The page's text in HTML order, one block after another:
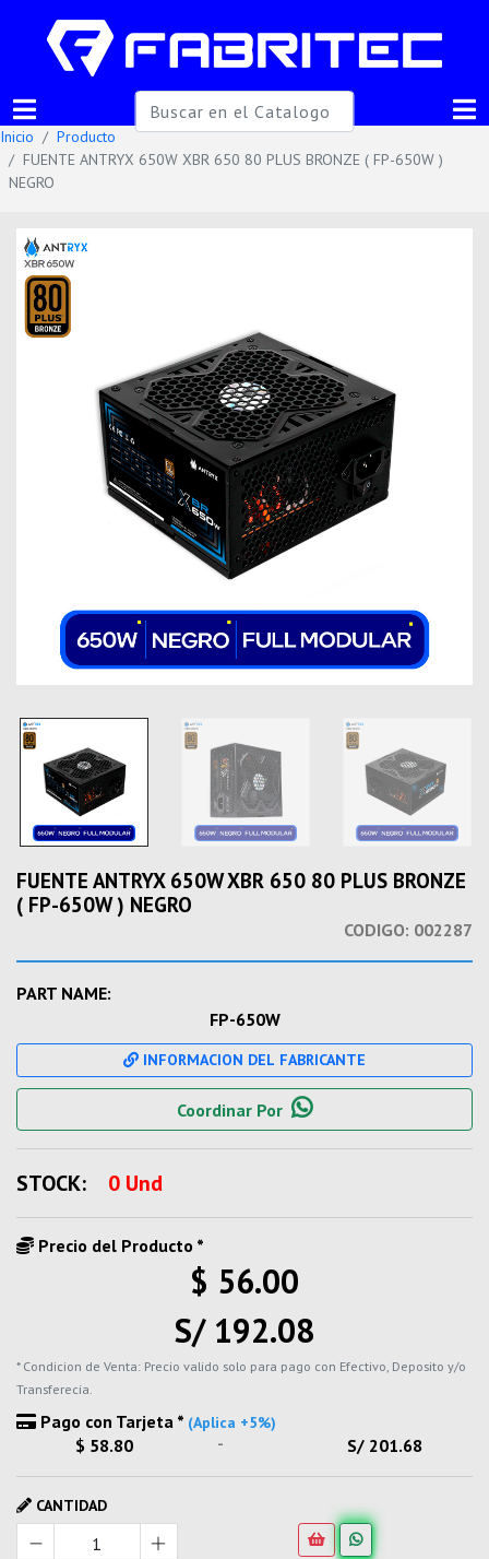
Inicio
Producto
FUENTE ANTRYX 650W XBR 650 80 PLUS BRONZE ( FP-650W )
NEGRO
FUENTE ANTRYX 650W XBR 650 80 PLUS BRONZE
( FP-650W ) NEGRO
CODIGO: 002287
PART NAME:
FP-650W
INFORMACION DEL FABRICANTE
Coordinar Por
STOCK: 0 Und
Precio del Producto *
$ 56.00
S/ 192.08
* Condicion de Venta: Precio valido solo para pago con Efectivo, Deposito y/o
Transferecia.
Pago con Tarjeta * (Aplica +5%)
$ 58.80 - S/ 201.68
CANTIDAD